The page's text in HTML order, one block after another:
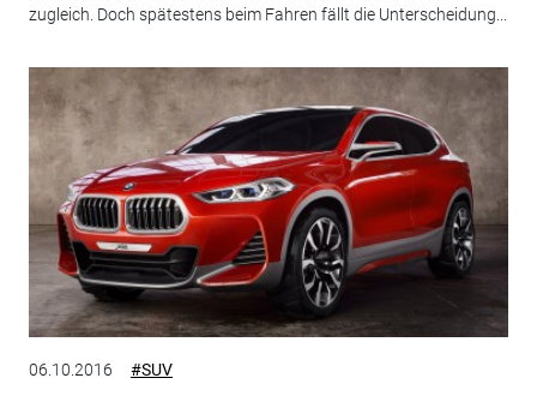
zugleich. Doch spätestens beim Fahren fällt die Unterscheidung...
06.10.2016 #SUV